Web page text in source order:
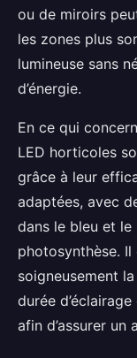
ou de miroirs
les zones plus
lumineuse sans
d’énergie.
En ce qui
LED horticoles
grâce à leur
adaptées, avec
dans le bleu et
photosynthèse.
soigneusement
durée
afin d’assurer